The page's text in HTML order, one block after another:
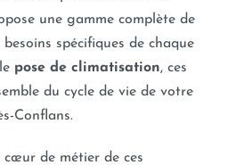
une gamme complète de
spécifiques de chaque
pose de climatisation, ces
du cycle de vie de votre
Conflans.
de métier de ces